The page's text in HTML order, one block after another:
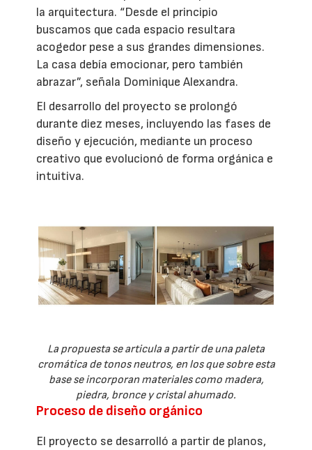
la arquitectura. “Desde el principio
buscamos que cada espacio resultara
acogedor pese a sus grandes dimensiones.
La casa debía emocionar, pero también
abrazar”, señala Dominique Alexandra.
El desarrollo del proyecto se prolongó
durante diez meses, incluyendo las fases de
diseño y ejecución, mediante un proceso
creativo que evolucionó de forma orgánica e
intuitiva.
La propuesta se articula a partir de una paleta
cromática de tonos neutros, en los que sobre esta
base se incorporan materiales como madera,
piedra, bronce y cristal ahumado.
Proceso de diseño orgánico
El proyecto se desarrolló a partir de planos,